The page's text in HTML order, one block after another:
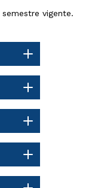
vigente.